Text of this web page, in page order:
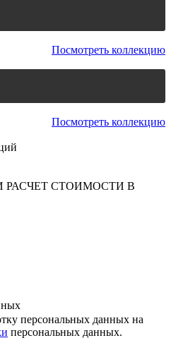
Посмотреть коллекцию
Посмотреть коллекцию
РАСЧЕТ СТОИМОСТИ В
персональных данных на
персональных данных.